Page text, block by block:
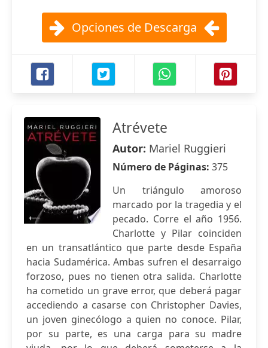
Opciones de Descarga
Atrévete
Autor: Mariel Ruggieri
Número de Páginas: 375
Un triángulo amoroso
marcado por la tragedia y el
pecado. Corre el año 1956.
Charlotte y Pilar coinciden
en un transatlántico que parte desde España
hacia Sudamérica. Ambas sufren el desarraigo
forzoso, pues no tienen otra salida. Charlotte
ha cometido un grave error, que deberá pagar
accediendo a casarse con Christopher Davies,
un joven ginecólogo a quien no conoce. Pilar,
por su parte, es una carga para su madre